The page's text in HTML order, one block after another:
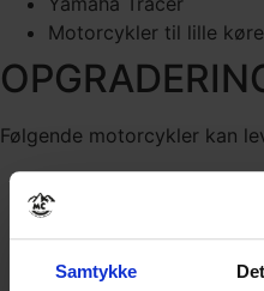
Samtykke
Motorcykler til lille
Følgende motorcykler kan
BMW R 1250 GS LC
HD Heritage Softail
HD Pan American